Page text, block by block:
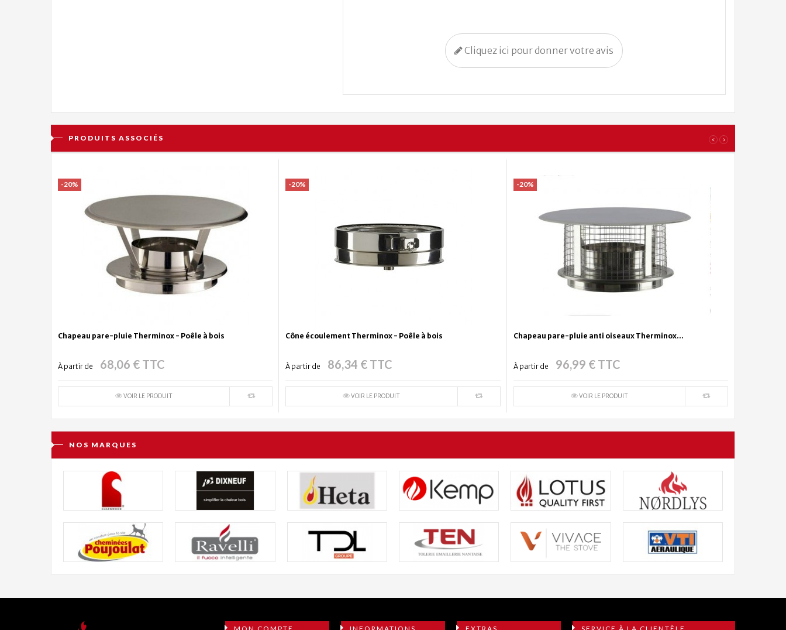
Cliquez ici pour donner votre avis
PRODUITS ASSOCIÉS ‹ ›
-20%
Chapeau pare-pluie Therminox - Poêle à bois
À partir de 68,06 € TTC
VOIR LE PRODUIT
-20%
Cône écoulement Therminox - Poêle à bois
À partir de 86,34 € TTC
VOIR LE PRODUIT
-20%
Chapeau pare-pluie anti oiseaux Therminox...
À partir de 96,99 € TTC
VOIR LE PRODUIT
NOS MARQUES